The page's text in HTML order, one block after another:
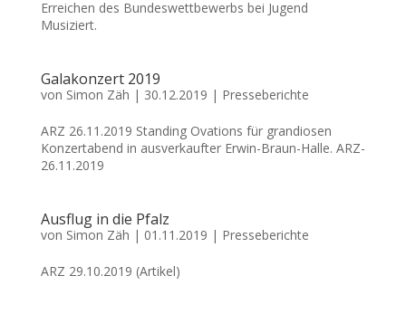
Erreichen des Bundeswettbewerbs bei Jugend
Musiziert.
Galakonzert 2019
von Simon Zäh | 30.12.2019 | Presseberichte
ARZ 26.11.2019 Standing Ovations für grandiosen
Konzertabend in ausverkaufter Erwin-Braun-Halle. ARZ-
26.11.2019
Ausflug in die Pfalz
von Simon Zäh | 01.11.2019 | Presseberichte
ARZ 29.10.2019 (Artikel)